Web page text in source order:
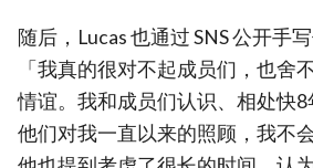
随后，Lucas 也通过 SNS 公开手
「我真的很对不起成员们，也舍
情谊。我和成员们认识、相处快
他们对我一直以来的照顾，我不